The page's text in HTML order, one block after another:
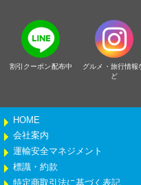
割引クーポン配布中
グルメ・旅行情報
ど
HOME
会社案内
運輸安全マネジメント
標識・約款